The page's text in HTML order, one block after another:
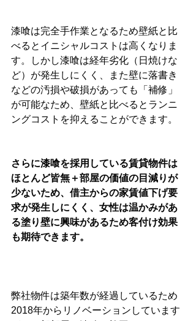
漆喰は完全手作業となるため壁紙と比
べるとイニシャルコストは高くなりま
す。しかし漆喰は経年劣化（日焼けな
ど）が発生しにくく、また壁に落書き
などの汚損や破損があっても「補修」
が可能なため、壁紙と比べるとランニ
ングコストを抑えることができます。
さらに漆喰を採用している賃貸物件は
ほとんど皆無＋部屋の価値の目減りが
少ないため、借主からの家賃値下げ要
求が発生しにくく、女性は温かみがあ
る塗り壁に興味があるため客付け効果
も期待できます。
弊社物件は築年数が経過しているため
2018年からリノベーションしています